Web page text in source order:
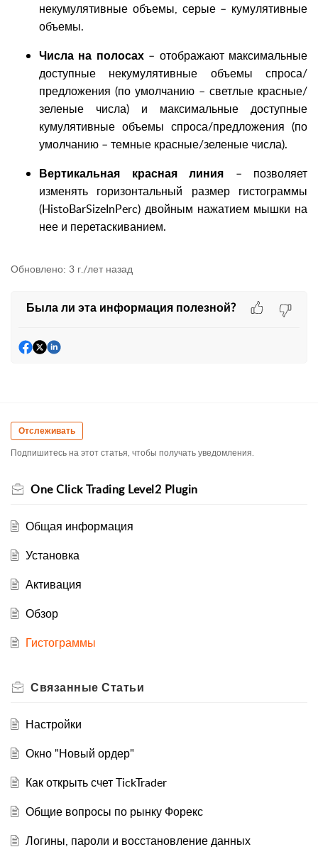
некумулятивные объемы, серые – кумулятивные
объемы.
Числа на полосах– отображают максимальные
доступные некумулятивные объемы спроса/
предложения (по умолчанию – светлые красные/
зеленые числа) и максимальные доступные
кумулятивные объемы спроса/предложения (по
умолчанию – темные красные/зеленые числа).
Вертикальная красная линия – позволяет
изменять горизонтальный размер гистограммы
(HistoBarSizeInPerc) двойным нажатием мышки на
нее и перетаскиванием.
Обновлено: 3 г./лет назад
Была ли эта информация полезной?
Отслеживать
Подпишитесь на этот статья, чтобы получать уведомления.
One Click Trading Level2 Plugin
Общая информация
Установка
Активация
Обзор
Гистограммы
Связанные Статьи
Настройки
Окно "Новый ордер"
Как открыть счет TickTrader
Общие вопросы по рынку Форекс
Логины, пароли и восстановление данных